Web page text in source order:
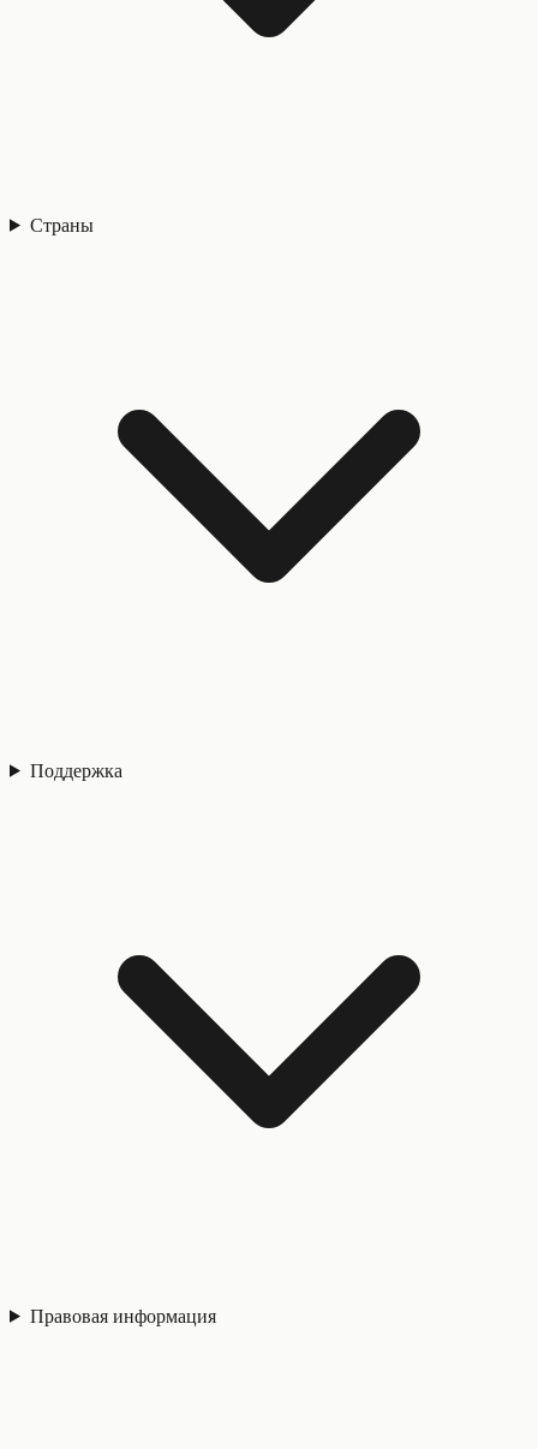
Страны
Поддержка
Правовая информация